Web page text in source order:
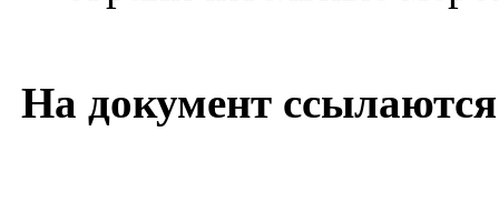
На документ